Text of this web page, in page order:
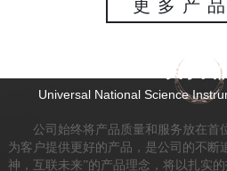
关于我们
Universal National Science
公司始终将产品质量和服务放在首
为客户提供更好的产品，是公司的不断
神，互联未来”的产品理念，将以扎实